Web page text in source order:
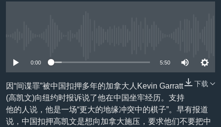
检
索
非洲
美洲
全球议题
军事
劳工
环境
国会报道
美中关系
美国建国250周年
埃博拉疫情
VOA今日焦点
中文广播
关注我们
0:00 5:50
下载
因“间谍罪”被中国扣押多年的加拿大人Kevin Garratt
(高凯文)向纽约时报诉说了他在中国坐牢经历。支持
他的人说，他是一场“更大的地缘冲突中的棋子”。早有报道
说，中国扣押高凯文是想向加拿大施压，要求他们不要把中